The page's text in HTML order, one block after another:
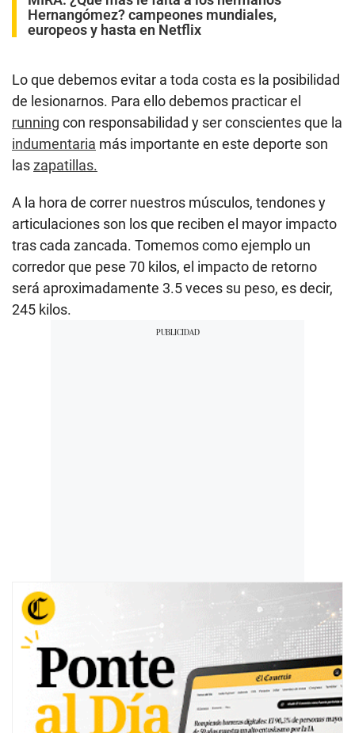
Hernangómez? campeones mundiales,
europeos y hasta en Netflix
Lo que debemos evitar a toda costa es la posibilidad
de lesionarnos. Para ello debemos practicar el
running con responsabilidad y ser conscientes que la
indumentaria más importante en este deporte son
laszapatillas.
A la hora de correr nuestros músculos, tendones y
articulaciones son los que reciben el mayor impacto
tras cada zancada. Tomemos como ejemplo un
corredor que pese 70 kilos, el impacto de retorno
será aproximadamente 3.5 veces su peso, es decir,
245 kilos.